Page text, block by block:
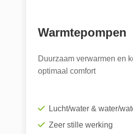
Warmtepompen
Duurzaam verwarmen en
optimaal comfort
Lucht/water & water/
Zeer stille werking